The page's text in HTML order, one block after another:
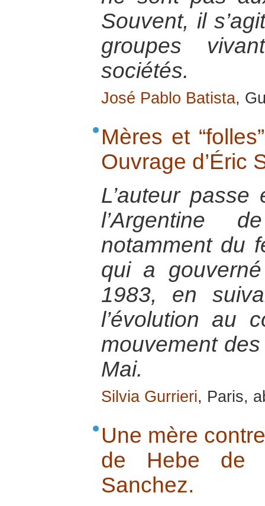
Souvent, il
groupes
sociétés.
José Pablo Batista,
Mères et
Ouvrage d’Éric
L’auteur passe
l’Argentine
notamment du
qui a
1983, en
l’évolution au
mouvement
Mai.
Silvia Gurrieri, Paris,
Une mère
de Hebe de
Sanchez.